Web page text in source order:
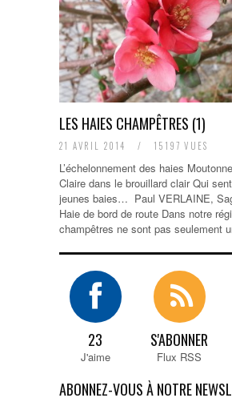
LES HAIES CHAMPÊTRES (1)
21 AVRIL 2014 / 15197 VUES
L’échelonnement des haies
Claire dans le brouillard clair Qui
jeunes baies… Paul VERLAINE,
Haie de bord de route Dans notre
champêtres ne sont pas seulement
23
J'aime
S'ABONNER
Flux RSS
ABONNEZ-VOUS À NOTRE